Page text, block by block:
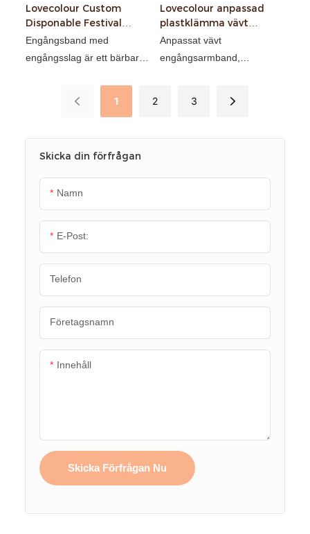
Skicka din förfrågan
Namn
E-Post:
Telefon
Företagsnamn
Innehåll
Skicka Förfrågan Nu
weddings , with customized
designs
Lovecolour Custom
Disponable Festival
Wristband Tyge Wrist
Rem för evenemang
Engångsband med
engångsslag är ett bärbart
Lovecolour anpassad
plastklämma vävt
armband för festival
polyester armband
armband
Anpassat vävt
engångsarmband,
1 2 3